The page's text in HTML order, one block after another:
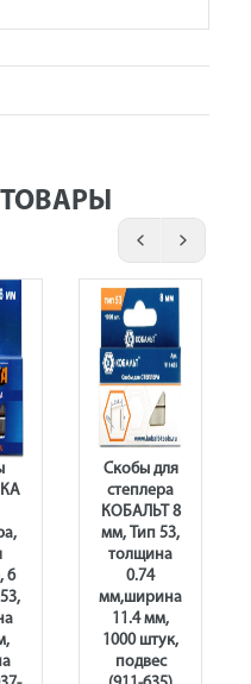
6
Скобы для
степлера
КОБАЛЬТ 8
мм, Тип 53,
толщина
0.74
мм,ширина
11.4 мм,
1000 штук,
подвес